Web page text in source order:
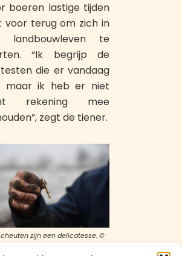
boeren lastige tijden
voor terug om zich in
landbouwleven te
“Ik begrijp de
die er vandaag
maar ik heb er niet
rekening mee
zegt de tiener.
zijn een delicatesse. ©